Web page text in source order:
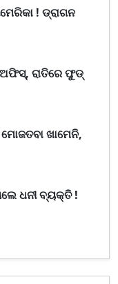
! ଡ୍ରାଗନ
ରାତିରେ ଫୁଡ୍
ଖାମେନି,
ଧନୀ ବ୍ୟକ୍ତି !